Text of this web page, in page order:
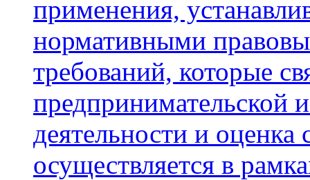
применения,
нормативными
требований, которые
предпринимательской
деятельности и
осуществляется в